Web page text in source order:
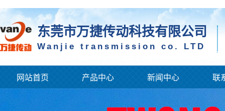
东莞市万捷传动科技有限公司
Wanjie transmission co. LTD
网站首页 产品中心 新闻中心 联